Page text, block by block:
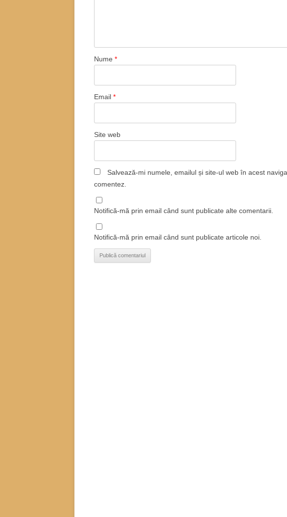
Nume *
Email *
Site web
Salvează-mi numele, emailul și site-ul web în acest
comentez.
Notifică-mă prin email când sunt publicate alte comentarii.
Notifică-mă prin email când sunt publicate articole noi.